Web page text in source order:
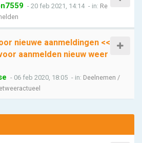
- 20 feb 2021, 14:14 - in: Re
nieuwe aanmeldingen <<
aanmelden nieuw weer
- 06 feb 2020, 18:05 - in: Deelnemen /